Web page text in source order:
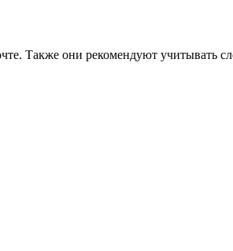
Также они рекомендуют учитывать